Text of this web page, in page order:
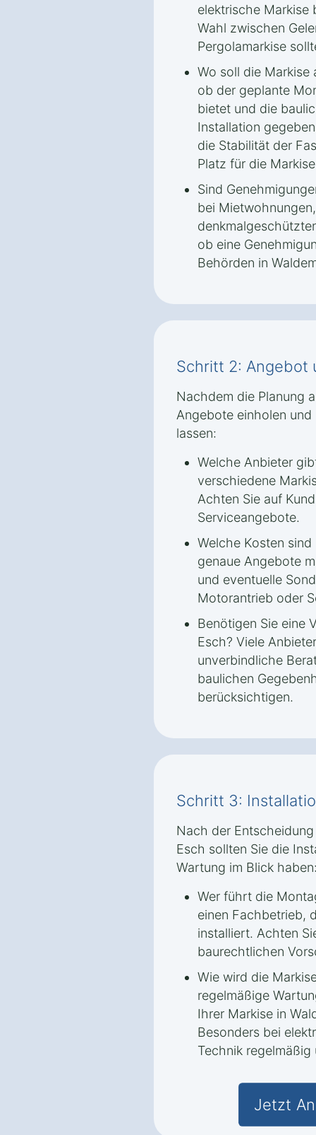
elektrische Markise
Wahl zwischen
Pergolamarkise
Wo soll die Markise
ob der geplante
bietet und die
Installation
die Stabilität der
Platz für die
Sind
bei
ob eine
Behörden in
Schritt 2: Angebot
Nachdem die Planung
Angebote einholen
lassen:
Welche Anbieter
verschiedene
Achten Sie auf
Serviceangebote.
Welche Kosten
genaue Angebote
und eventuelle
Motorantrieb oder
Benötigen Sie eine
Esch? Viele
unverbindliche
baulichen
berücksichtigen.
Schritt 3:
Nach der
Esch sollten Sie die
Wartung im Blick
Wer führt die
einen Fachbetrieb,
installiert. Achten
baurechtlichen
Wie wird die
regelmäßige
Ihrer Markise in
Besonders bei
Technik
Jetzt